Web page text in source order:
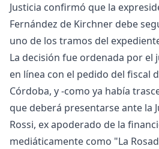
Justicia confirmó que la
Fernández de Kirchner debe
uno de los tramos del
La decisión fue ordenada por el
en línea con el pedido del fiscal
Córdoba, y -como ya había
que deberá presentarse ante la
Rossi, ex apoderado de la
mediáticamente como "La